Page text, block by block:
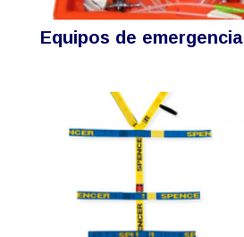
Equipos de emergencia